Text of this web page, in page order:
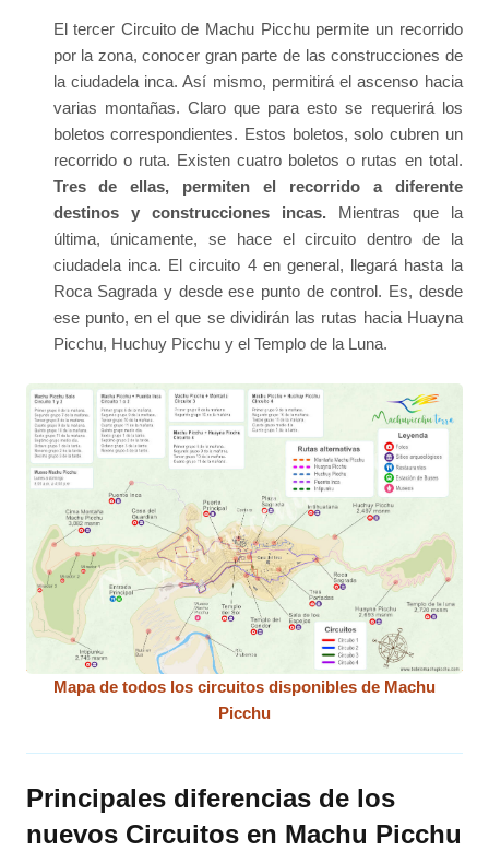
El tercer Circuito de Machu Picchu permite un recorrido
por la zona, conocer gran parte de las construcciones de
la ciudadela inca. Así mismo, permitirá el ascenso hacia
varias montañas. Claro que para esto se requerirá los
boletos correspondientes. Estos boletos, solo cubren un
recorrido o ruta. Existen cuatro boletos o rutas en total.
Tres de ellas, permiten el recorrido a diferente
destinos y construcciones incas.Mientras que la
última, únicamente, se hace el circuito dentro de la
ciudadela inca. El circuito 4 en general, llegará hasta la
Roca Sagrada y desde ese punto de control. Es, desde
ese punto, en el que se dividirán las rutas hacia Huayna
Picchu, Huchuy Picchu y el Templo de la Luna.
Mapa de todos los circuitos disponibles de Machu
Picchu
Principales diferencias de los
nuevos Circuitos en Machu Picchu